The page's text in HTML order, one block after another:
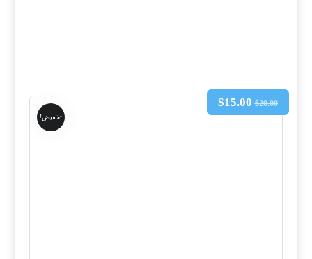
تخفيض!
$20.00
$15.00